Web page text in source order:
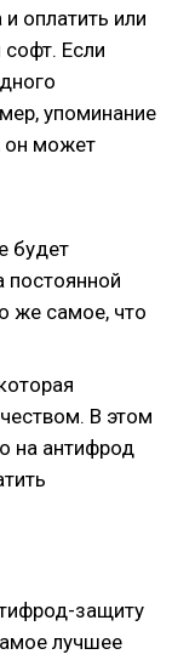
оплатить или
Если
упоминание
он может
будет
постоянной
же самое, что
В этом
на антифрод
защиту
лучшее